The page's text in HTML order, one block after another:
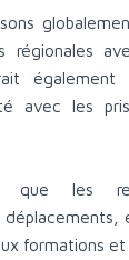
régionales
avec les
que les
formations